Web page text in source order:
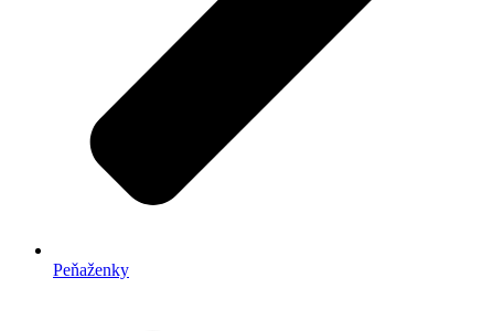
Peňaženky